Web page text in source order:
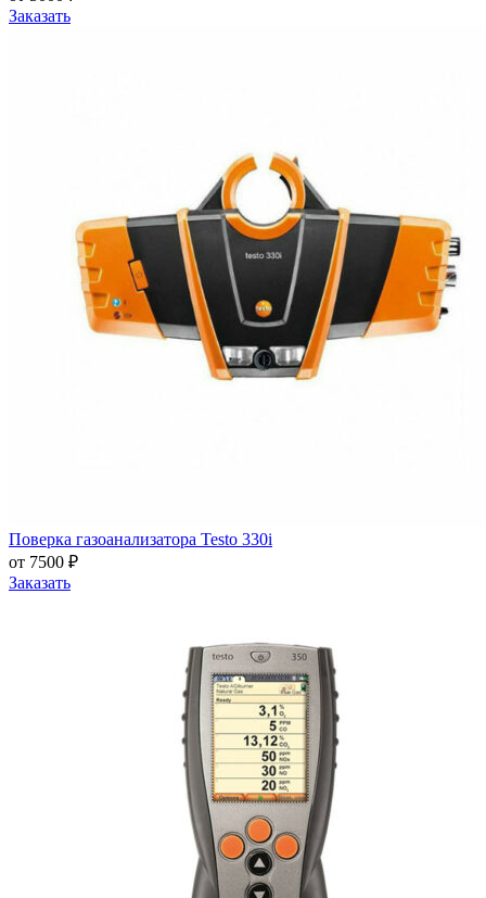
Заказать
Поверка газоанализатора Testo 330i
от 7500 ₽
Заказать